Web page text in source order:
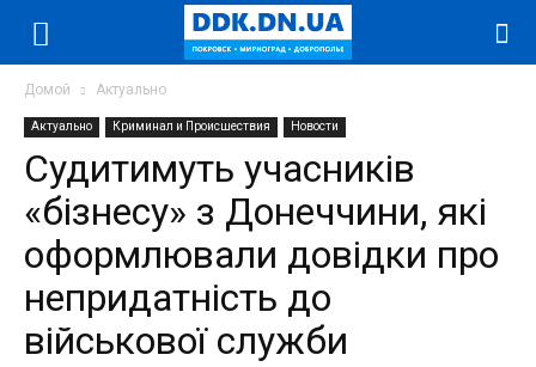
Домой Актуально
Актуально Криминал и Происшествия Новости
Судитимуть учасників
«бізнесу» з Донеччини, які
оформлювали довідки про
непридатність до
військової служби